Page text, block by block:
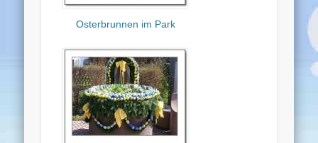
Osterbrunnen im Park